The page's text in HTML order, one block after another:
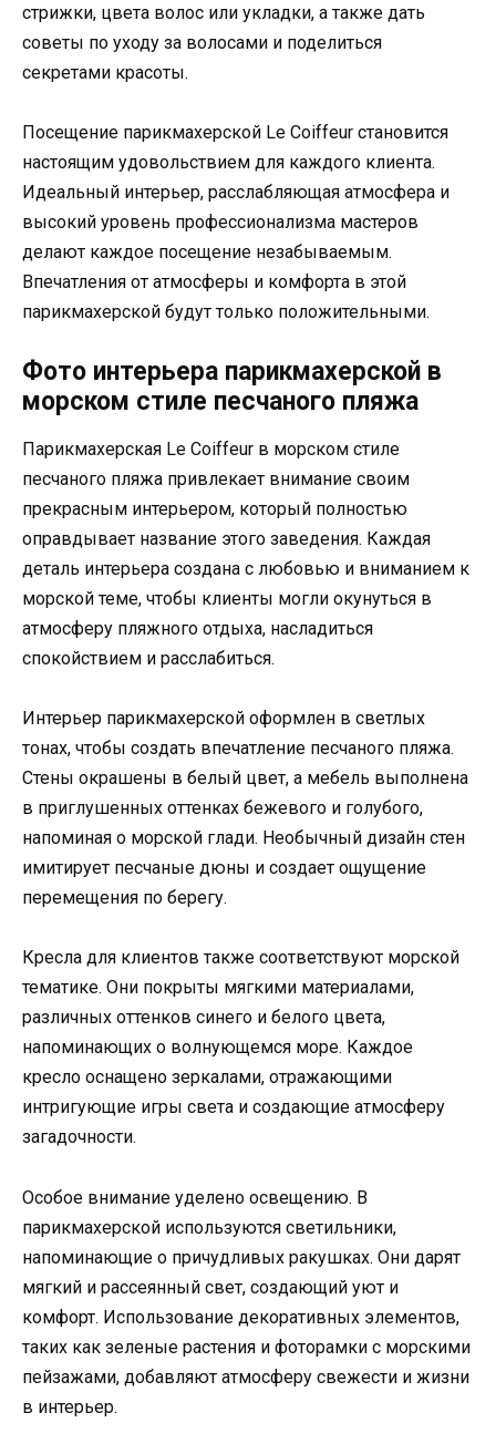
стрижки, цвета волос или укладки, а также дать
советы по уходу за волосами и поделиться
секретами красоты.
Посещение парикмахерской Le Coiffeur становится
настоящим удовольствием для каждого клиента.
Идеальный интерьер, расслабляющая атмосфера и
высокий уровень профессионализма мастеров
делают каждое посещение незабываемым.
Впечатления от атмосферы и комфорта в этой
парикмахерской будут только положительными.
Фото интерьера парикмахерской в
морском стиле песчаного пляжа
Парикмахерская Le Coiffeur в морском стиле
песчаного пляжа привлекает внимание своим
прекрасным интерьером, который полностью
оправдывает название этого заведения. Каждая
деталь интерьера создана с любовью и вниманием к
морской теме, чтобы клиенты могли окунуться в
атмосферу пляжного отдыха, насладиться
спокойствием и расслабиться.
Интерьер парикмахерской оформлен в светлых
тонах, чтобы создать впечатление песчаного пляжа.
Стены окрашены в белый цвет, а мебель выполнена
в приглушенных оттенках бежевого и голубого,
напоминая о морской глади. Необычный дизайн стен
имитирует песчаные дюны и создает ощущение
перемещения по берегу.
Кресла для клиентов также соответствуют морской
тематике. Они покрыты мягкими материалами,
различных оттенков синего и белого цвета,
напоминающих о волнующемся море. Каждое
кресло оснащено зеркалами, отражающими
интригующие игры света и создающие атмосферу
загадочности.
Особое внимание уделено освещению. В
парикмахерской используются светильники,
напоминающие о причудливых ракушках. Они дарят
мягкий и рассеянный свет, создающий уют и
комфорт. Использование декоративных элементов,
таких как зеленые растения и фоторамки с морскими
пейзажами, добавляют атмосферу свежести и жизни
в интерьер.